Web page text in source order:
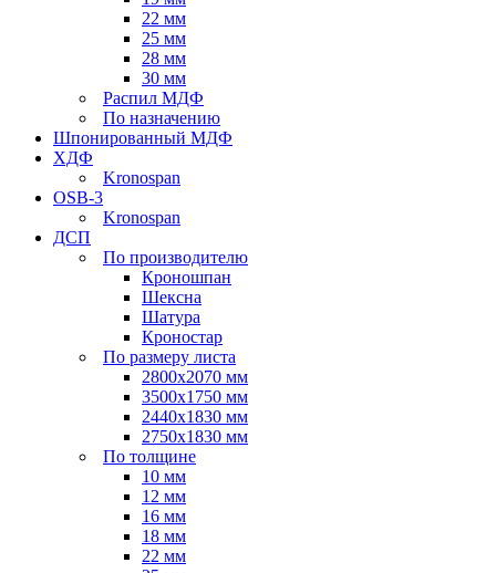
22 мм
25 мм
28 мм
30 мм
Распил МДФ
По назначению
Шпонированный МДФ
ХДФ
Kronospan
OSB-3
Kronospan
ДСП
По производителю
Кроношпан
Шексна
Шатура
Кроностар
По размеру листа
2800х2070 мм
3500х1750 мм
2440х1830 мм
2750х1830 мм
По толщине
10 мм
12 мм
16 мм
18 мм
22 мм